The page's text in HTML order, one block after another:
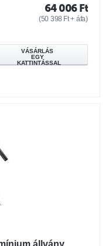
64 006 Ft
(50 398 Ft+ áfa)
VÁSÁRLÁS
EGY
KATTINTÁSSAL
állvány